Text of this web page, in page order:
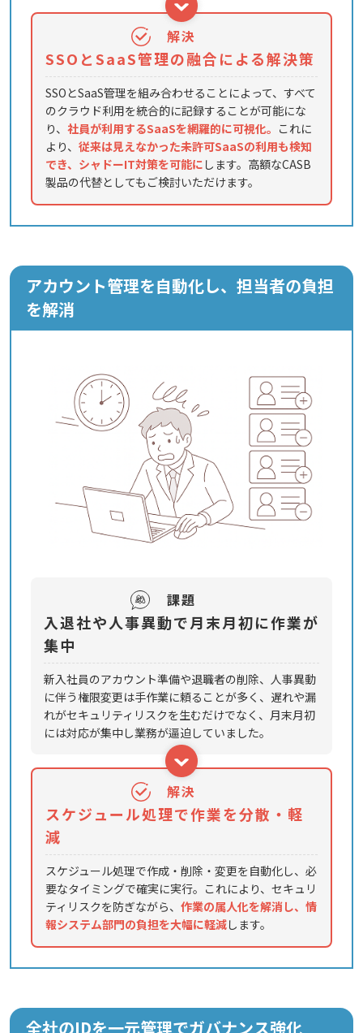
解決
SSOとSaaS管理の融合による解決策
SSOとSaaS管理を組み合わせることによって、すべて
のクラウド利用を統合的に記録することが可能にな
り、 社員が利用するSaaSを網羅的に可視化。 これに
より、 従来は見えなかった未許可SaaSの利用も検知
でき、シャドーIT対策を可能に します。高額なCASB
製品の代替としてもご検討いただけます。
アカウント管理を自動化し、担当者の負担
を解消
課題
入退社や人事異動で月末月初に作業が
集中
新入社員のアカウント準備や退職者の削除、人事異動
に伴う権限変更は手作業に頼ることが多く、遅れや漏
れがセキュリティリスクを生むだけでなく、月末月初
には対応が集中し業務が逼迫していました。
解決
スケジュール処理で作業を分散・軽
減
スケジュール処理で作成・削除・変更を自動化し、必
要なタイミングで確実に実行。これにより、セキュリ
ティリスクを防ぎながら、 作業の属人化を解消し、情
報システム部門の負担を大幅に軽減します。
全社のIDを一元管理でガバナンス強化